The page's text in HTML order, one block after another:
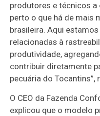
produtores e técnicos
perto o que há de mais
brasileira. Aqui
relacionadas à
produtividade,
contribuir diretamente
pecuária do Tocantins”,
O CEO da Fazenda
explicou que o modelo